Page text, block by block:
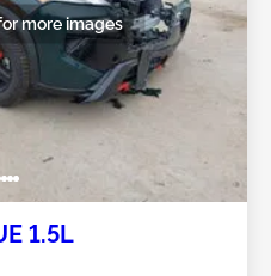
more images
1.5L